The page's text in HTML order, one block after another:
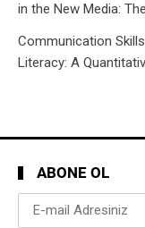
in the New Media:
Communication
Literacy: A
ABONE OL